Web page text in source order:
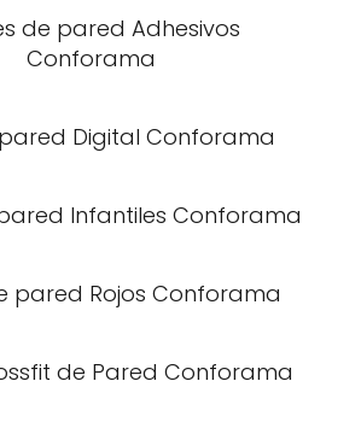
de pared Adhesivos
Conforama
Digital Conforama
Infantiles Conforama
pared Rojos Conforama
de Pared Conforama